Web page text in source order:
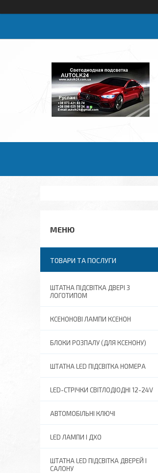
ТОВАРИ ТА ПОСЛУГИ
ШТАТНА ПІДСВІТКА ДВЕРІ З
ЛОГОТИПОМ
КСЕНОНОВІ ЛАМПИ КСЕНОН
БЛОКИ РОЗПАЛУ (ДЛЯ КСЕНОНУ)
ШТАТНА LED ПІДСВІТКА НОМЕРА
LED-СТРІЧКИ СВІТЛОДІОДНІ 12-24V
АВТОМОБІЛЬНІ КЛЮЧІ
LED ЛАМПИ І ДХО
ШТАТНА LED ПІДСВІТКА ДВЕРЕЙ І
САЛОНУ